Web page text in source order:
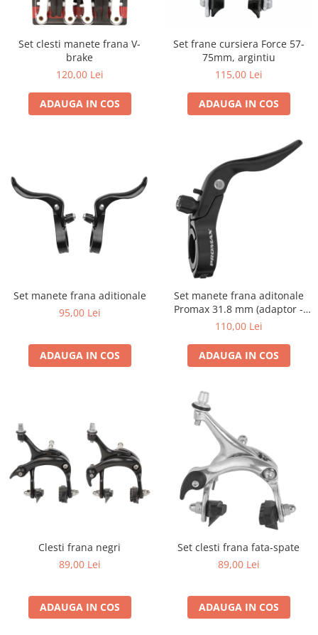
Reflectorizante
Roti ajutatoare
Suporturi auto
Lanturi
Manete schimbator
Pinioane
Rulmenti
Saboti si placute
Schimbatoare fata
Schimbatoare si accesorii
Set clesti manete frana V-
brake
120,00 Lei
ADAUGA IN COS
Set frane cursiera Force 57-
75mm, argintiu
115,00 Lei
ADAUGA IN COS
Set manete frana aditionale
95,00 Lei
ADAUGA IN COS
Set manete frana aditonale
Promax 31.8 mm (adaptor -
23.8 mm)
110,00 Lei
ADAUGA IN COS
Clesti frana negri
89,00 Lei
ADAUGA IN COS
Set clesti frana fata-spate
89,00 Lei
ADAUGA IN COS